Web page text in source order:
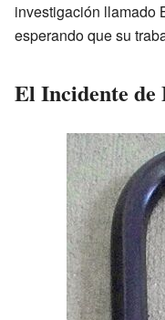
investigación llamado
esperando que su
El Incidente de